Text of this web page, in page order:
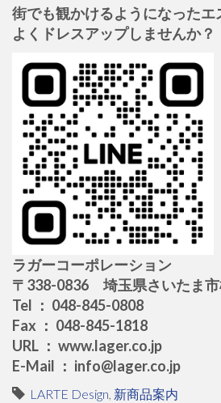
街でも観かけるようになったエ
よくドレスアップしませんか？
ラガーコーポレーション
〒338-0836 埼玉県さいたま
Tel ： 048-845-0808
Fax ： 048-845-1818
URL ： www.lager.co.jp
E-Mail ： info@lager.co.jp
LARTE Design, 新商品案内